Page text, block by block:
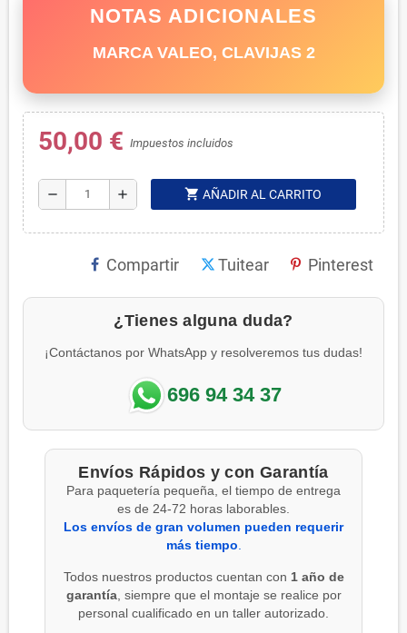
NOTAS ADICIONALES
MARCA VALEO, CLAVIJAS 2
50,00 € Impuestos incluidos
remove add shopping_cart AÑADIR AL CARRITO
Compartir Tuitear Pinterest
¿Tienes alguna duda?
¡Contáctanos por WhatsApp y resolveremos tus dudas!
696 94 34 37
Envíos Rápidos y con Garantía
Para paquetería pequeña, el tiempo de entrega
es de 24-72 horas laborables.
Los envíos de gran volumen pueden requerir
más tiempo
Todos nuestros productos cuentan con 1 año de
garantía, siempre que el montaje se realice por
personal cualificado en un taller autorizado.